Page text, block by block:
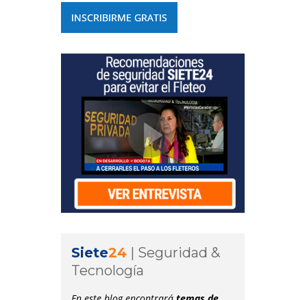
Siete24
Seguridad &
Tecnología